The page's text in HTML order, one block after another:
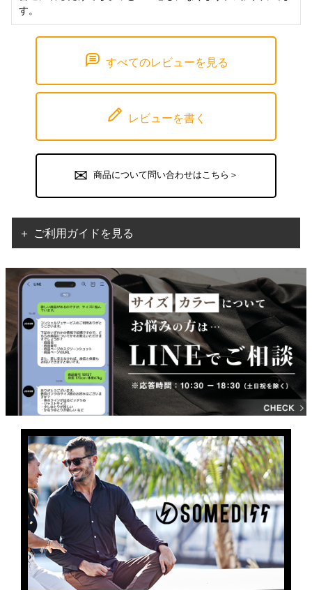
す。
すべてのレビューを見る
レビューを書く
商品について問い合わせはこちら＞
＋ ご利用ガイドを見る